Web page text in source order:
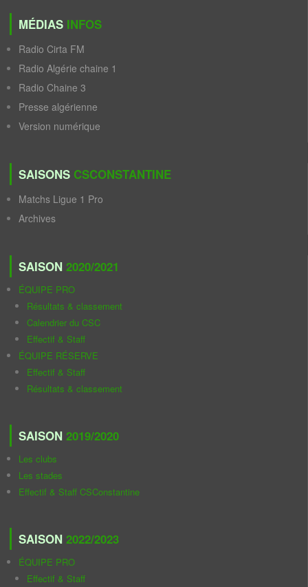
MÉDIAS INFOS
Radio Cirta FM
Radio Algérie chaine 1
Radio Chaine 3
Presse algérienne
Version numérique
SAISONS CSCONSTANTINE
Matchs Ligue 1 Pro
Archives
SAISON 2020/2021
ÉQUIPE PRO
Résultats & classement
Calendrier du CSC
Effectif & Staff
ÉQUIPE RÉSERVE
Effectif & Staff
Résultats & classement
SAISON 2019/2020
Les clubs
Les stades
Effectif & Staff CSConstantine
SAISON 2022/2023
ÉQUIPE PRO
Effectif & Staff